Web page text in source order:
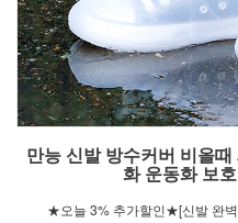
만능 신발 방수커버 비올
화 운동화 보
★오늘 3% 추가할인★[신발 완